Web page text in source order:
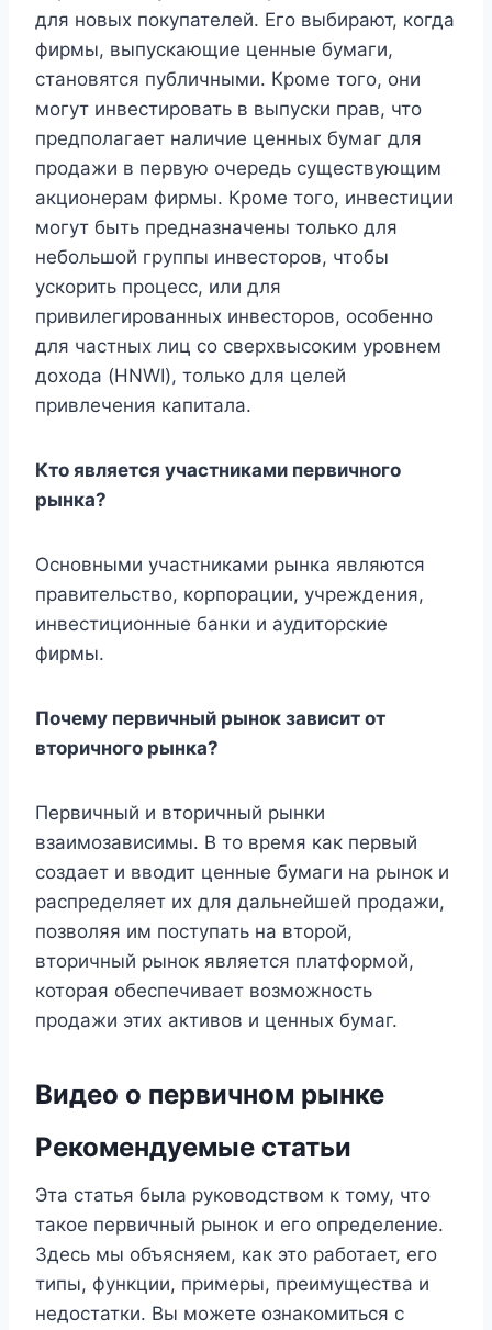
для новых покупателей. Его выбирают, когда
фирмы, выпускающие ценные бумаги,
становятся публичными. Кроме того, они
могут инвестировать в выпуски прав, что
предполагает наличие ценных бумаг для
продажи в первую очередь существующим
акционерам фирмы. Кроме того, инвестиции
могут быть предназначены только для
небольшой группы инвесторов, чтобы
ускорить процесс, или для
привилегированных инвесторов, особенно
для частных лиц со сверхвысоким уровнем
дохода (HNWI), только для целей
привлечения капитала.
Кто является участниками первичного
рынка?
Основными участниками рынка являются
правительство, корпорации, учреждения,
инвестиционные банки и аудиторские
фирмы.
Почему первичный рынок зависит от
вторичного рынка?
Первичный и вторичный рынки
взаимозависимы. В то время как первый
создает и вводит ценные бумаги на рынок и
распределяет их для дальнейшей продажи,
позволяя им поступать на второй,
вторичный рынок является платформой,
которая обеспечивает возможность
продажи этих активов и ценных бумаг.
Видео о первичном рынке
Рекомендуемые статьи
Эта статья была руководством к тому, что
такое первичный рынок и его определение.
Здесь мы объясняем, как это работает, его
типы, функции, примеры, преимущества и
недостатки. Вы можете ознакомиться с